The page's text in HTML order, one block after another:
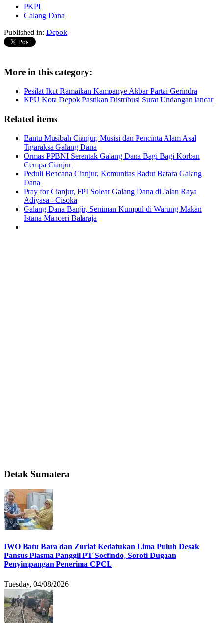
PKPI
Galang Dana
Published in: Depok
More in this category:
Pesilat Ikut Ramaikan Kampanye Akbar Partai Gerindra
KPU Kota Depok Pastikan Distribusi Surat Undangan lancar
Related items
Bantu Musibah Cianjur, Musisi dan Pencinta Alam Asal
Tigaraksa Galang Dana
Ormas PPBNI Serentak Galang Dana Bagi Bagi Korban
Gempa Cianjur
Peduli Bencana Cianjur, Komunitas Badut Batara Galang
Dana
Pray for Cianjur, FPI Solear Galang Dana di Jalan Raya
Adiyasa - Cisoka
Galang Dana Banjir, Seniman Kumpul di Warung Makan
Istana Manceri Balaraja
Detak Sumatera
IWO Batu Bara dan Zuriat Kedatukan Lima Puluh Desak
Pansus Plasma Panggil PT Socfindo, Soroti Dugaan
Penyimpangan Penerima CPCL
Tuesday, 04/08/2026